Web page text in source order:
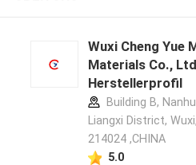
Wuxi Cheng Yue
Materials Co.,
Herstellerprofil
Building B,
Liangxi District,
214024 ,CHINA
5.0